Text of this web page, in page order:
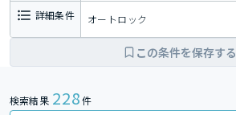
詳細条件 オートロック
この条件を保存する
検索結果 228件